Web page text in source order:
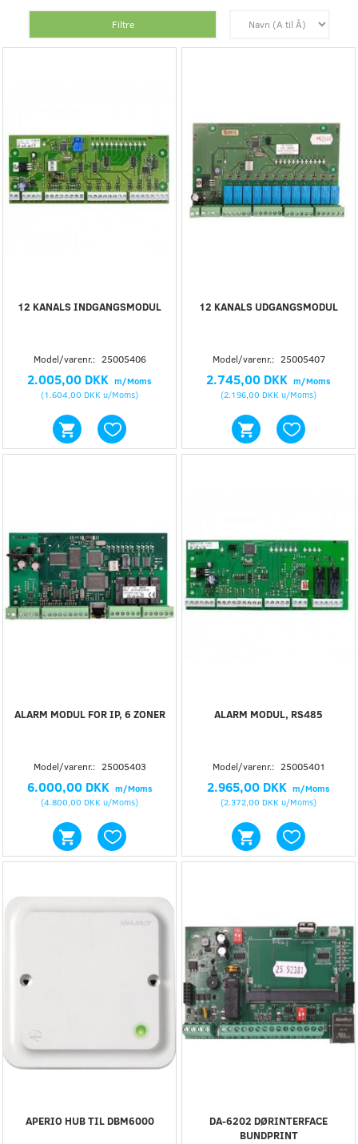
Filtre
12 KANALS INDGANGSMODUL
Model/varenr.: 25005406
2.005,00 DKK m/Moms
(1.604,00 DKK u/Moms)
12 KANALS UDGANGSMODUL
Model/varenr.: 25005407
2.745,00 DKK m/Moms
(2.196,00 DKK u/Moms)
ALARM MODUL FOR IP, 6 ZONER
Model/varenr.: 25005403
6.000,00 DKK m/Moms
(4.800,00 DKK u/Moms)
ALARM MODUL, RS485
Model/varenr.: 25005401
2.965,00 DKK m/Moms
(2.372,00 DKK u/Moms)
APERIO HUB TIL DBM6000
DA-6202 DØRINTERFACE
BUNDPRINT